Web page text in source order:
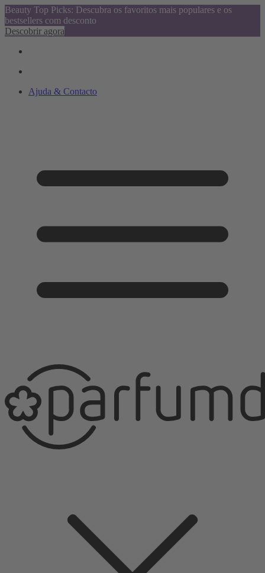
Beauty Top Picks: Descubra os favoritos mais populares e os
bestsellers com desconto
Descobrir agora
Ajuda & Contacto